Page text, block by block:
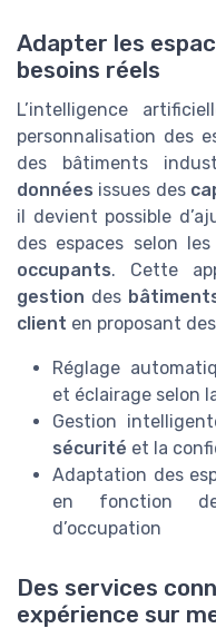
Adapter les
besoins réels
L’intelligence
personnalisation des
des bâtiments
données issues des
il devient possible
des espaces selon
occupants. Cette
gestion des
client en proposant
Réglage
et éclairage selon
Gestion
sécurité et la
Adaptation des
en fonction
d’occupation
Des services
expérience sur